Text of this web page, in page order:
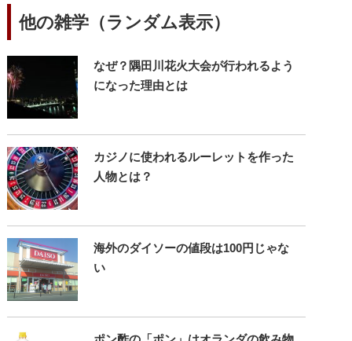
他の雑学（ランダム表示）
なぜ？隅田川花火大会が行われるよう
になった理由とは
カジノに使われるルーレットを作った
人物とは？
海外のダイソーの値段は100円じゃな
い